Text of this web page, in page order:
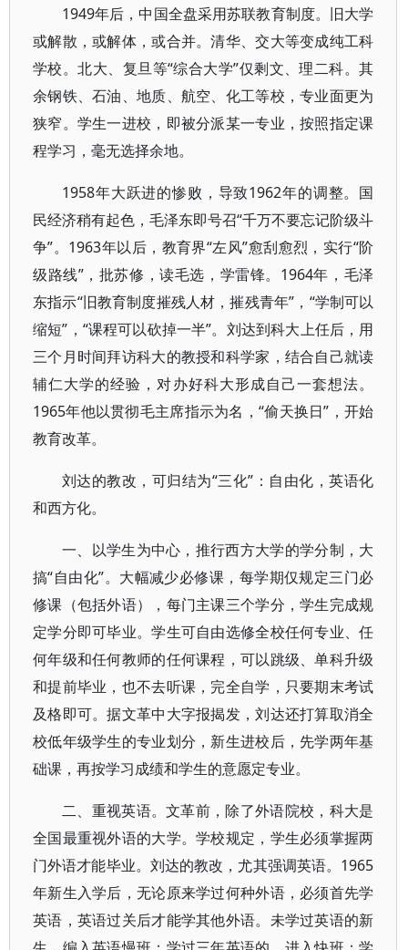
1949年后，中国全盘采用苏联教育制度。旧大学
或解散，或解体，或合并。清华、交大等变成纯工科
学校。北大、复旦等“综合大学”仅剩文、理二科。其
余钢铁、石油、地质、航空、化工等校，专业面更为
狭窄。学生一进校，即被分派某一专业，按照指定课
程学习，毫无选择余地。
1958年大跃进的惨败，导致1962年的调整。国
民经济稍有起色，毛泽东即号召“千万不要忘记阶级斗
争”。1963年以后，教育界“左风”愈刮愈烈，实行“阶
级路线”，批苏修，读毛选，学雷锋。1964年，毛泽
东指示“旧教育制度摧残人材，摧残青年”，“学制可以
缩短”，“课程可以砍掉一半”。刘达到科大上任后，用
三个月时间拜访科大的教授和科学家，结合自己就读
辅仁大学的经验，对办好科大形成自己一套想法。
1965年他以贯彻毛主席指示为名，“偷天换日”，开始
教育改革。
刘达的教改，可归结为“三化”：自由化，英语化
和西方化。
一、以学生为中心，推行西方大学的学分制，大
搞“自由化”。大幅减少必修课，每学期仅规定三门必
修课（包括外语），每门主课三个学分，学生完成规
定学分即可毕业。学生可自由选修全校任何专业、任
何年级和任何教师的任何课程，可以跳级、单科升级
和提前毕业，也不去听课，完全自学，只要期末考试
及格即可。据文革中大字报揭发，刘达还打算取消全
校低年级学生的专业划分，新生进校后，先学两年基
础课，再按学习成绩和学生的意愿定专业。
二、重视英语。文革前，除了外语院校，科大是
全国最重视外语的大学。学校规定，学生必须掌握两
门外语才能毕业。刘达的教改，尤其强调英语。1965
年新生入学后，无论原来学过何种外语，必须首先学
英语，英语过关后才能学其他外语。未学过英语的新